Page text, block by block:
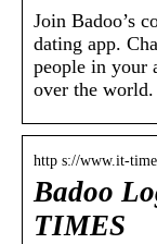
Join Badoo’s
dating app.
people in your
over the world.
http s://www.it-
Badoo
TIMES